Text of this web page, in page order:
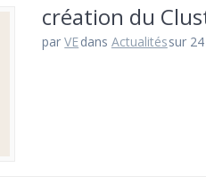
création du
parVEdans Actualitéssur